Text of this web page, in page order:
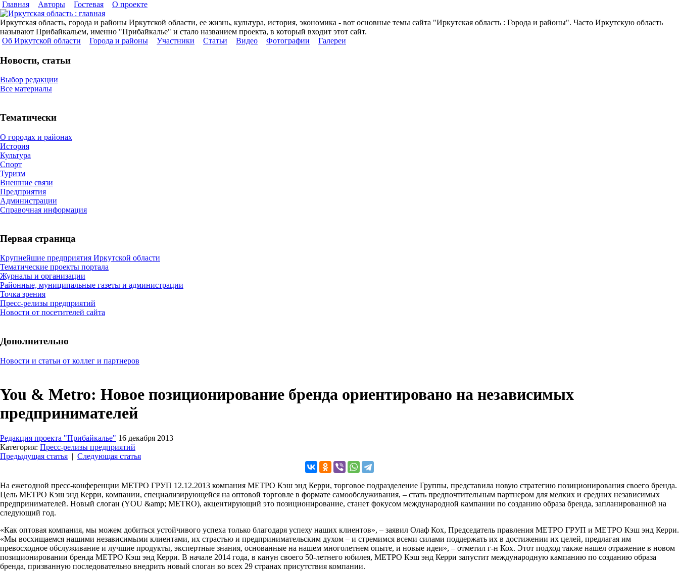
Главная Авторы Гостевая О проекте
Иркутская область, города и районы Иркутской области, ее жизнь, культура, история, экономика - вот основные темы сайта "Иркутская область : Города и районы". Часто Иркутскую область
называют Прибайкальем, именно "Прибайкалье" и стало названием проекта, в который входит этот сайт.
Об Иркутской области
Города и районы Участники Cтатьи Видео Фотографии Галереи
Новости, статьи
Выбор редакции
Все материалы
Тематически
О городах и районах
История
Культура
Спорт
Туризм
Внешние связи
Предприятия
Администрации
Справочная информация
Первая страница
Крупнейшие предприятия Иркутской области
Тематические проекты портала
Журналы и организации
Районные, муниципальные газеты и администрации
Точка зрения
Пресс-релизы предприятий
Новости от посетителей сайта
Дополнительно
Новости и статьи от коллег и партнеров
You & Metro: Новое позиционирование бренда ориентировано на независимых
предпринимателей
Редакция проекта "Прибайкалье" 16 декабря 2013
Категория: Пресс-релизы предприятий
Предыдущая статья | Следующая статья
На ежегодной пресс-конференции МЕТРО ГРУП 12.12.2013 компания МЕТРО Кэш энд Керри, торговое подразделение Группы, представила новую стратегию позиционирования своего бренда.
Цель МЕТРО Кэш энд Керри, компании, специализирующейся на оптовой торговле в формате самообслуживания, – стать предпочтительным партнером для мелких и средних независимых
предпринимателей. Новый слоган (YOU &amp; METRO), акцентирующий это позиционирование, станет фокусом международной кампании по созданию образа бренда, запланированной на
следующий год.
«Как оптовая компания, мы можем добиться устойчивого успеха только благодаря успеху наших клиентов», – заявил Олаф Кох, Председатель правления МЕТРО ГРУП и МЕТРО Кэш энд Керри.
«Мы восхищаемся нашими независимыми клиентами, их страстью и предпринимательским духом – и стремимся всеми силами поддержать их в достижении их целей, предлагая им
превосходное обслуживание и лучшие продукты, экспертные знания, основанные на нашем многолетнем опыте, и новые идеи», – отметил г-н Кох. Этот подход также нашел отражение в новом
позиционировании бренда МЕТРО Кэш энд Керри. В начале 2014 года, в канун своего 50-летнего юбилея, МЕТРО Кэш энд Керри запустит международную кампанию по созданию образа
бренда, призванную последовательно внедрить новый слоган во всех 29 странах присутствия компании.